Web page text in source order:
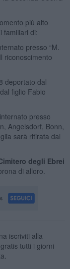
più alto
familiari di:
presso “M.
riconoscimento
deportato dal
figlio Fabio
presso
Angelsdorf, Bonn,
sarà ritirata dal
degli Ebrei
di alloro.
iscriviti alla
tutti i giorni